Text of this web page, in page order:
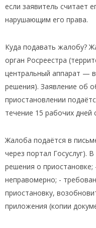
если заявитель считает
нарушающим его права.
Куда подавать жалобу?
орган Росреестра
центральный аппарат —
решения). Заявление об
приостановлении
течение 15 рабочих
Жалоба подаётся в
через портал Госуслуг).
решения о
неправомерно; -
приостановку,
приложения (копии